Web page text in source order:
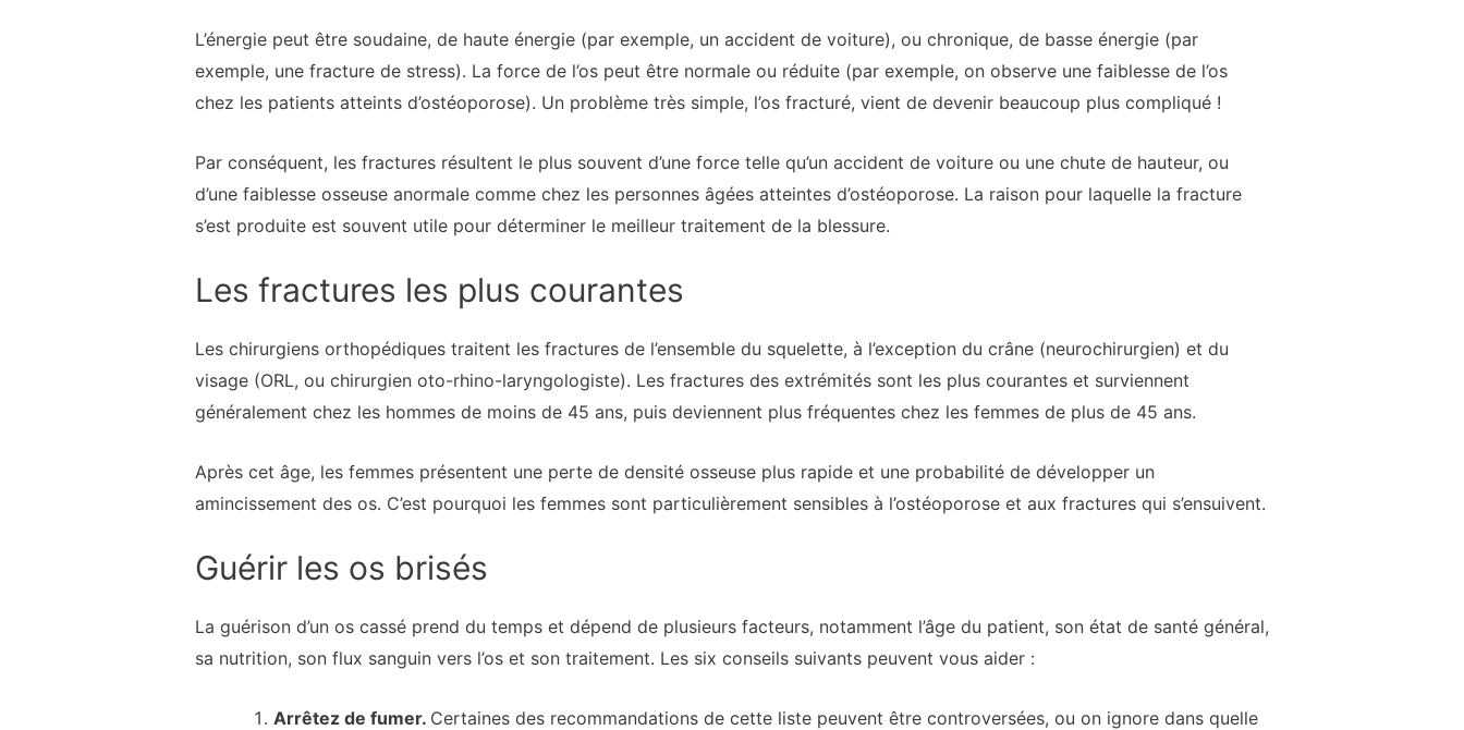
L’énergie peut être soudaine, de haute énergie (par exemple, un accident de voiture), ou chronique, de basse énergie (par
exemple, une fracture de stress). La force de l’os peut être normale ou réduite (par exemple, on observe une faiblesse de l’os
chez les patients atteints d’ostéoporose). Un problème très simple, l’os fracturé, vient de devenir beaucoup plus compliqué !
Par conséquent, les fractures résultent le plus souvent d’une force telle qu’un accident de voiture ou une chute de hauteur, ou
d’une faiblesse osseuse anormale comme chez les personnes âgées atteintes d’ostéoporose. La raison pour laquelle la fracture
s’est produite est souvent utile pour déterminer le meilleur traitement de la blessure.
Les fractures les plus courantes
Les chirurgiens orthopédiques traitent les fractures de l’ensemble du squelette, à l’exception du crâne (neurochirurgien) et du
visage (ORL, ou chirurgien oto-rhino-laryngologiste). Les fractures des extrémités sont les plus courantes et surviennent
généralement chez les hommes de moins de 45 ans, puis deviennent plus fréquentes chez les femmes de plus de 45 ans.
Après cet âge, les femmes présentent une perte de densité osseuse plus rapide et une probabilité de développer un
amincissement des os. C’est pourquoi les femmes sont particulièrement sensibles à l’ostéoporose et aux fractures qui s’ensuivent.
Guérir les os brisés
La guérison d’un os cassé prend du temps et dépend de plusieurs facteurs, notamment l’âge du patient, son état de santé général,
sa nutrition, son flux sanguin vers l’os et son traitement. Les six conseils suivants peuvent vous aider :
Arrêtez de fumer. Certaines des recommandations de cette liste peuvent être controversées, ou on ignore dans quelle